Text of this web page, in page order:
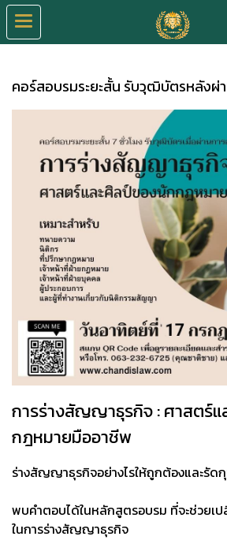
คอร์สอบรมระยะสั้น รับวุฒิบัตรหลังผ่
การร่างสัญญาธุรกิจ : ศาสตร์
กฎหมายมืออาชีพ
ร่างสัญญาธุรกิจอย่างไรให้ถูกต้องและรัด
พบคำตอบได้ในหลักสูตรอบรม ที่จะช่วย
ในการร่างสัญญาธุรกิจ